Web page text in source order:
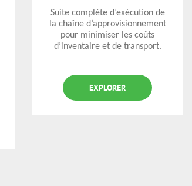
Suite complète d’exécution de
la chaîne d’approvisionnement
pour minimiser les coûts
d’inventaire et de transport.
EXPLORER